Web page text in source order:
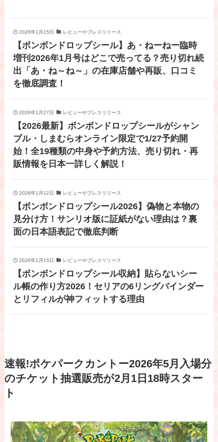
2026年1月15日 レビューやプレスリリース
【ボンボンドロップシール】あ・ねーねー臨時
増刊2026年1月号はどこで売ってる？売り切れ続
出「あ・ね～ね～」の在庫店舗や再販、口コミ
を徹底調査！
2026年1月27日 レビューやプレスリリース
【2026最新】ボンボンドロップシールがシャン
ブル・しまむらオンライン限定で1/27予約開
始！全19種類の中身や予約方法、売り切れ・再
販情報を日本一詳しく解説！
2026年1月12日 レビューやプレスリリース
【ボンボンドロップシール2026】偽物と本物の
見分け方！サンリオ版に証紙がない理由は？裏
面の日本語表記で徹底判断
2026年1月15日 レビューやプレスリリース
【ボンボンドロップシール収納】貼らないシー
ル帳の作り方2026！セリアの6リングバインダー
とリフィルが神フィットする理由
速報!ポケパークカントー2026年5月入場分
のチケット抽選販売が2月1日18時スター
ト